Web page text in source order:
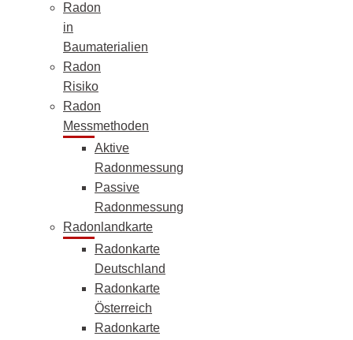
Radon
in
Baumaterialien
Radon
Risiko
Radon
Messmethoden
Aktive
Radonmessung
Passive
Radonmessung
Radonlandkarte
Radonkarte
Deutschland
Radonkarte
Österreich
Radonkarte